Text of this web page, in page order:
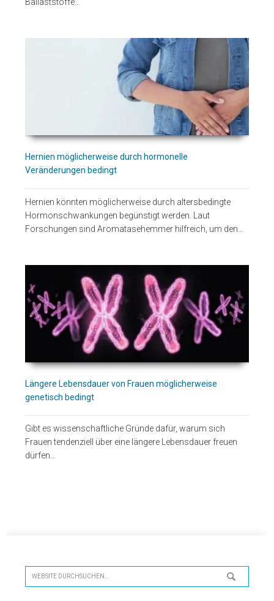
Hernien möglicherweise durch hormonelle
Veränderungen bedingt
Hernien könnten möglicherweise durch altersbedingte
Hormonschwankungen begünstigt werden. Laut
Forschungen sind Aromatasehemmer hilfreich, um den…
Längere Lebensdauer von Frauen möglicherweise
genetisch bedingt
Gibt es wissenschaftliche Gründe dafür, warum sich
Frauen tendenziell über eine längere Lebensdauer freuen
dürfen…
Website
durchsuchen…